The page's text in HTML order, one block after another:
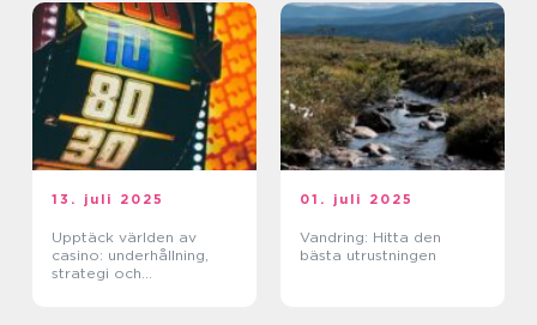
13. juli 2025
Upptäck världen av
casino: underhållning,
strategi och
01. juli 2025
Vandring: Hitta den
bästa utrustningen